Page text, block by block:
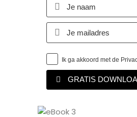
Ik ga akkoord met de
GRATIS